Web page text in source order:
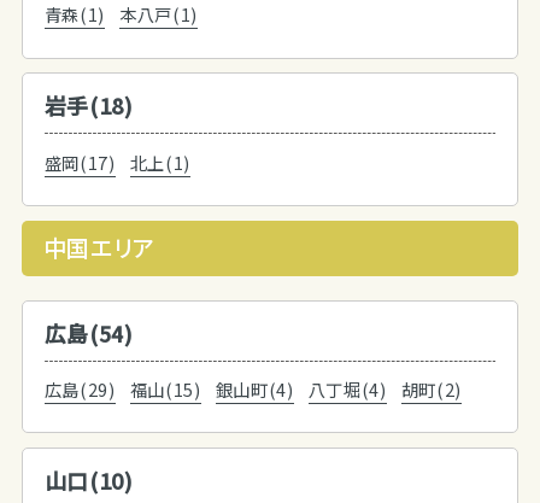
青森(1) 本八戸(1)
岩手(18)
盛岡(17) 北上(1)
中国エリア
広島(54)
広島(29) 福山(15) 銀山町(4) 八丁堀(4) 胡町(2)
山口(10)